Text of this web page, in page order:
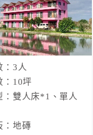
：3人
：10坪
：雙人床*1、單人
：地磚